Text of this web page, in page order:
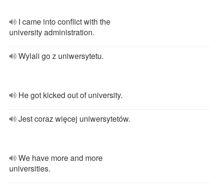
I came into conflict with the
university administration.
Wylali go z uniwersytetu.
He got kicked out of university.
Jest coraz więcej uniwersytetów.
We have more and more
universities.